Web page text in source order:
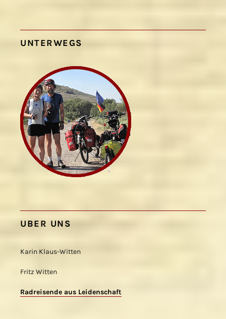
UNTERWEGS
UBER UNS
Karin Klaus-Witten
Fritz Witten
Radreisende aus Leidenschaft